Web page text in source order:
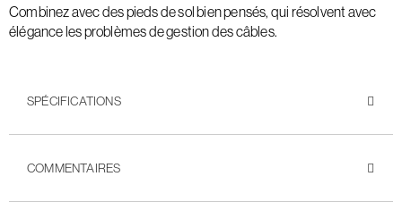
Combinez avec des pieds de sol bien pensés, qui résolvent avec
élégance les problèmes de gestion des câbles.
SPÉCIFICATIONS
COMMENTAIRES